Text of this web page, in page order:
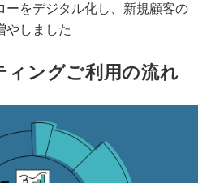
ーをデジタル化し、新規顧客の
やしました
ィングご利用の流れ